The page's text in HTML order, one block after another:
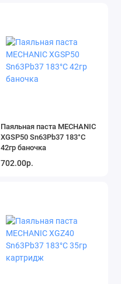
Паяльная паста MECHANIC
XGSP50 Sn63Pb37 183°C
42гр баночка
702.00р.